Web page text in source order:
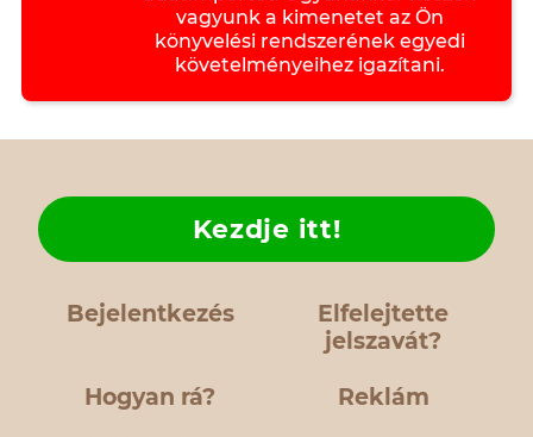
vagyunk a kimenetet az Ön
könyvelési rendszerének egyedi
követelményeihez igazítani.
Bejelentkezés
Elfelejtette
jelszavát?
Hogyan rá?
Kezdje itt!
Reklám